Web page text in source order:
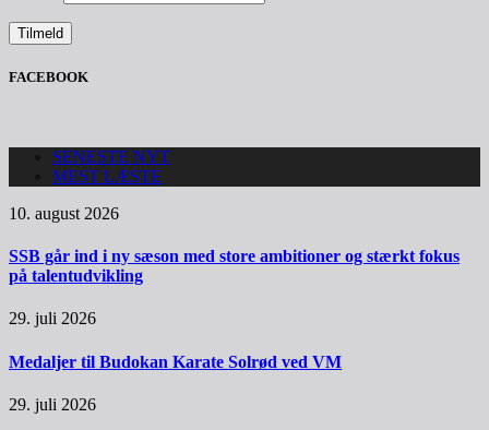
FACEBOOK
SENESTE NYT
MEST LÆSTE
10. august 2026
SSB går ind i ny sæson med store ambitioner og stærkt fokus
på talentudvikling
29. juli 2026
Medaljer til Budokan Karate Solrød ved VM
29. juli 2026